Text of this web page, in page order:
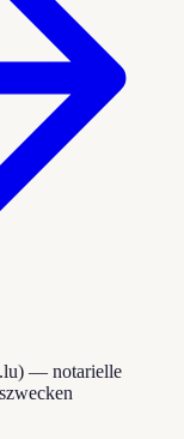
— notarielle